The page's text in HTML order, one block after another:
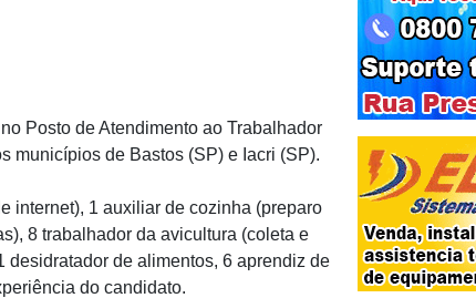
Posto de Atendimento ao Trabalhador
municípios de Bastos (SP) e Iacri (SP).
internet), 1 auxiliar de cozinha (preparo
8 trabalhador da avicultura (coleta e
de alimentos, 6 aprendiz de
do candidato.